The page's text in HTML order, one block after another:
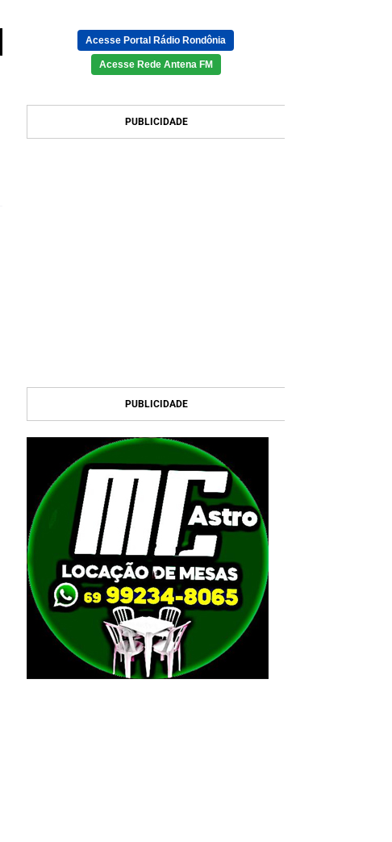
Acesse Portal Rádio Rondônia
Acesse Rede Antena FM
PUBLICIDADE
PUBLICIDADE